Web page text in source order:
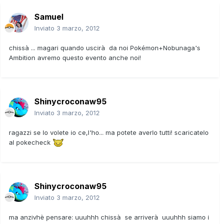
Samuel
Inviato 3 marzo, 2012
chissà ... magari quando uscirà da noi Pokémon+Nobunaga's
Ambition avremo questo evento anche noi!
Shinycroconaw95
Inviato 3 marzo, 2012
ragazzi se lo volete io ce,l'ho... ma potete averlo tutti! scaricatelo
al pokecheck
Shinycroconaw95
Inviato 3 marzo, 2012
ma anzivhè pensare: uuuhhh chissà se arriverà uuuhhh siamo i